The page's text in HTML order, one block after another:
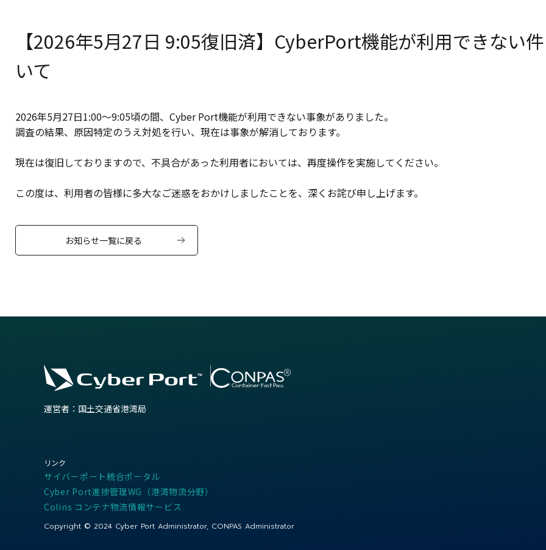
【2026年5月27日 9:05復旧済】CyberPort機能が利用できない
いて
2026年5月27日1:00～9:05頃の間、Cyber Port機能が利用できない事象がありました。
調査の結果、原因特定のうえ対処を行い、現在は事象が解消しております。
現在は復旧しておりますので、不具合があった利用者においては、再度操作を実施してください。
この度は、利用者の皆様に多大なご迷惑をおかけしましたことを、深くお詫び申し上げます。
お知らせ一覧に戻る
運営者：国土交通省港湾局
リンク
サイバーポート統合ポータル
Cyber Port進捗管理WG（港湾物流分野）
Colins コンテナ物流情報サービス
Copyright © 2024 Cyber Port Administrator, CONPAS Administrator